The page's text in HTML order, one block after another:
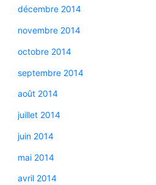
décembre 2014
novembre 2014
octobre 2014
septembre 2014
août 2014
juillet 2014
juin 2014
mai 2014
avril 2014